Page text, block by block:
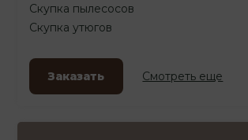
Скупка пылесосов
Скупка утюгов
Заказать Смотреть еще